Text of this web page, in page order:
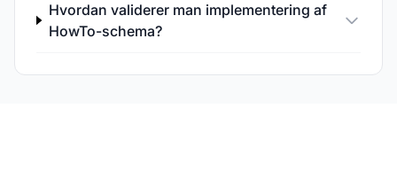
Hvordan validerer man implementering af
HowTo-schema?